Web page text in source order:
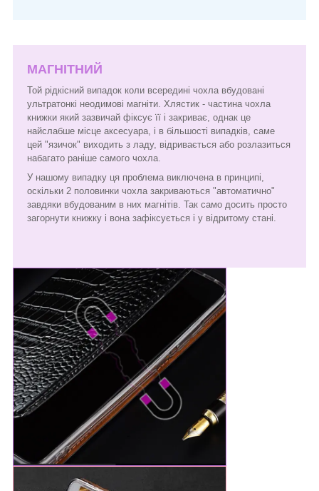
МАГНІТНИЙ
Той рідкісний випадок коли всередині чохла вбудовані
ультратонкі неодимові магніти. Хлястик - частина чохла
книжки який зазвичай фіксує її і закриває, однак це
найслабше місце аксесуара, і в більшості випадків, саме
цей "язичок" виходить з ладу, відривається або розлазиться
набагато раніше самого чохла.
У нашому випадку ця проблема виключена в принципі,
оскільки 2 половинки чохла закриваються "автоматично"
завдяки вбудованим в них магнітів. Так само досить просто
загорнути книжку і вона зафіксується і у відритому стані.